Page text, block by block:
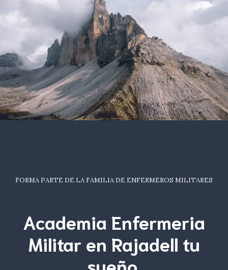
FORMA PARTE DE LA FAMILIA DE ENFERMEROS MILITARES
Academia Enfermeria
Militar en Rajadell tu
sueño.